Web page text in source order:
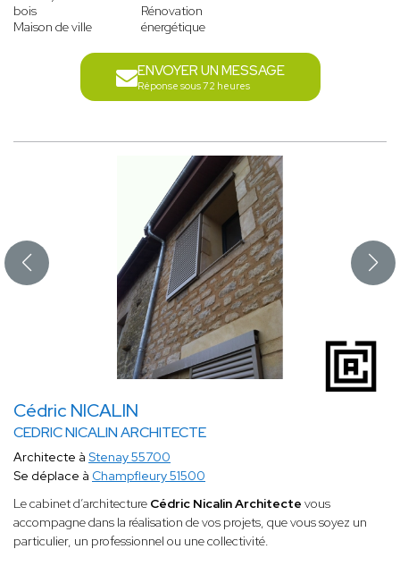
bois
Maison de ville
Rénovation
énergétique
ENVOYER UN MESSAGE
Réponse sous 72 heures
Cédric NICALIN
CEDRIC NICALIN ARCHITECTE
Architecte à Stenay 55700
Se déplace à Champfleury 51500
Le cabinet d’architecture Cédric Nicalin Architecte vous
accompagne dans la réalisation de vos projets, que vous soyez un
particulier, un professionnel ou une collectivité.